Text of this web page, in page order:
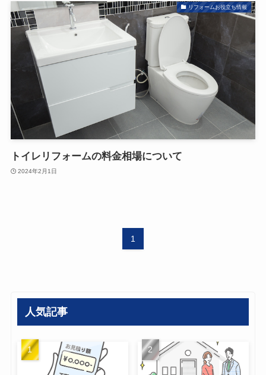
リフォームお役立ち情報
トイレリフォームの料金相場について
2024年2月1日
1
人気記事